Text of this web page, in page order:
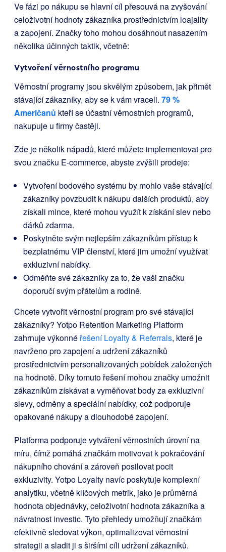
Ve fázi po nákupu se hlavní cíl přesouvá na zvyšování
celoživotní hodnoty zákazníka prostřednictvím loajality
a zapojení. Značky toho mohou dosáhnout nasazením
několika účinných taktik, včetně:
Vytvoření věrnostního programu
Věrnostní programy jsou skvělým způsobem, jak přimět
stávající zákazníky, aby se k vám vraceli. 79 %
Američanů kteří se účastní věrnostních programů,
nakupuje u firmy častěji.
Zde je několik nápadů, které můžete implementovat pro
svou značku E-commerce, abyste zvýšili prodeje:
Vytvoření bodového systému by mohlo vaše stávající
zákazníky povzbudit k nákupu dalších produktů, aby
získali mince, které mohou využít k získání slev nebo
dárků zdarma.
Poskytněte svým nejlepším zákazníkům přístup k
bezplatnému VIP členství, které jim umožní využívat
exkluzivní nabídky.
Odměňte své zákazníky za to, že vaši značku
doporučí svým přátelům a rodině.
Chcete vytvořit věrnostní program pro své stávající
zákazníky? Yotpo Retention Marketing Platform
zahrnuje výkonnéřešení Loyalty & Referrals, které je
navrženo pro zapojení a udržení zákazníků
prostřednictvím personalizovaných pobídek založených
na hodnotě. Díky tomuto řešení mohou značky umožnit
zákazníkům získávat a vyměňovat body za exkluzivní
slevy, odměny a speciální nabídky, což podporuje
opakované nákupy a dlouhodobé zapojení.
Platforma podporuje vytváření věrnostních úrovní na
míru, čímž pomáhá značkám motivovat k pokračování
nákupního chování a zároveň posilovat pocit
exkluzivity. Yotpo Loyalty navíc poskytuje komplexní
analytiku, včetně klíčových metrik, jako je průměrná
hodnota objednávky, celoživotní hodnota zákazníka a
návratnost investic. Tyto přehledy umožňují značkám
efektivně sledovat výkon, optimalizovat věrnostní
strategii a sladit ji s širšími cíli udržení zákazníků.